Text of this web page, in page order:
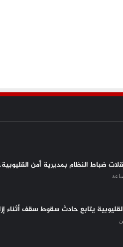
ضباط النظام بمديرية أمن
يتابع حادث سقوط سقف أثناء